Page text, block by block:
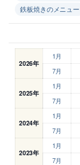
鉄板焼きのメニュー
2026年
1月
7月
2025年
1月
7月
2024年
1月
7月
2023年
1月
7月